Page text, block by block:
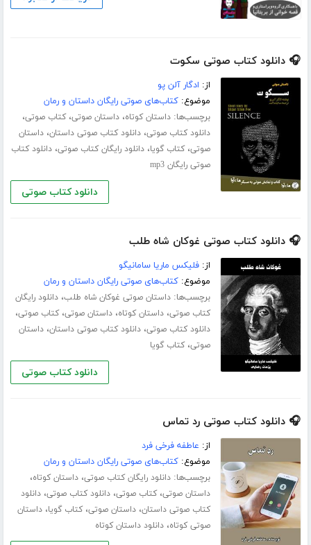
🎧 دانلود کتاب صوتی سکوت
از: ادگار آلن پو
موضوع:کتاب‌های صوتی رایگان داستان و رمان
برچسب‌ها:داستان کوتاه،داستان صوتی،کتاب صوتی،
دانلود کتاب صوتی،دانلود کتاب صوتی داستان،داستان
صوتی،کتاب گویا،دانلود رایگان کتاب صوتی،دانلود کتاب
صوتی رایگان mp3
دانلود کتاب صوتی
🎧 دانلود کتاب صوتی غوکان شاه طلب
از:فلیکس ماریا سامانیگو
موضوع:کتاب‌های صوتی رایگان داستان و رمان
برچسب‌ها:داستان صوتی غوکان شاه طلب،دانلود رایگان
کتاب صوتی،داستان کوتاه،داستان صوتی،کتاب صوتی،
دانلود کتاب صوتی،دانلود کتاب صوتی داستان،داستان
صوتی،کتاب گویا
دانلود کتاب صوتی
🎧 دانلود کتاب صوتی رد تماس
از: عاطفه فرخی فرد
موضوع:کتاب‌های صوتی رایگان داستان و رمان
برچسب‌ها:دانلود رایگان کتاب صوتی،داستان کوتاه،
داستان صوتی،کتاب صوتی،دانلود کتاب صوتی،دانلود
کتاب صوتی داستان،داستان صوتی،کتاب گویا،داستان
صوتی کوتاه،دانلود داستان کوتاه